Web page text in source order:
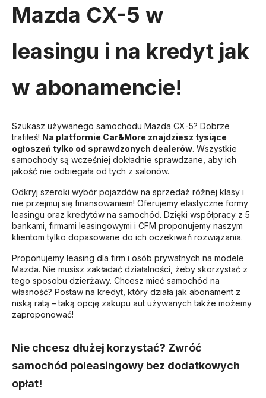
Mazda CX-5 w
leasingu i na kredyt jak
w abonamencie!
Szukasz używanego samochodu Mazda CX-5? Dobrze
trafiłeś! Na platformie Car&More znajdziesz tysiące
ogłoszeń tylko od sprawdzonych dealerów. Wszystkie
samochody są wcześniej dokładnie sprawdzane, aby ich
jakość nie odbiegała od tych z salonów.
Odkryj szeroki wybór pojazdów na sprzedaż różnej klasy i
nie przejmuj się finansowaniem! Oferujemy elastyczne formy
leasingu oraz kredytów na samochód. Dzięki współpracy z 5
bankami, firmami leasingowymi i CFM proponujemy naszym
klientom tylko dopasowane do ich oczekiwań rozwiązania.
Proponujemy leasing dla firm i osób prywatnych na modele
Mazda. Nie musisz zakładać działalności, żeby skorzystać z
tego sposobu dzierżawy. Chcesz mieć samochód na
własność? Postaw na kredyt, który działa jak abonament z
niską ratą – taką opcję zakupu aut używanych także możemy
zaproponować!
Nie chcesz dłużej korzystać? Zwróć
samochód poleasingowy bez dodatkowych
opłat!